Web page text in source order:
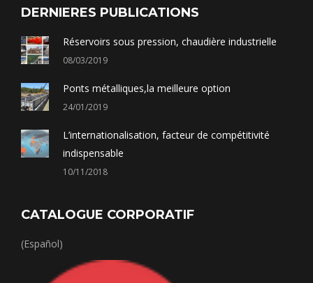
DERNIERES PUBLICATIONS
Réservoirs sous pression, chaudière industrielle
08/03/2019
Ponts métalliques,la meilleure option
24/01/2019
L’internationalisation, facteur de compétitivité
indispensable
10/11/2018
CATALOGUE CORPORATIF
(Español)